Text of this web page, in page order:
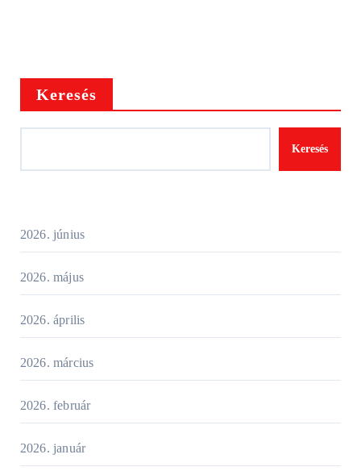
Keresés
Keresés
2026. június
2026. május
2026. április
2026. március
2026. február
2026. január